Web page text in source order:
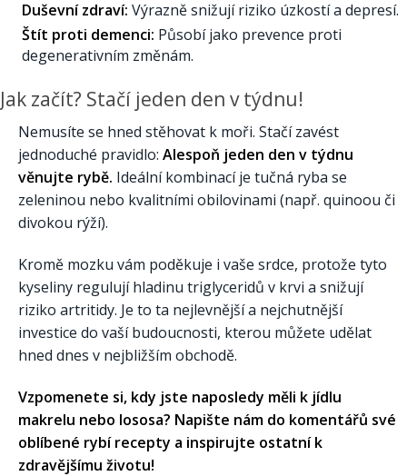
Duševní zdraví: Výrazně snižují riziko úzkostí a depresí.
Štít proti demenci: Působí jako prevence proti
degenerativním změnám.
Jak začít? Stačí jeden den v týdnu!
Nemusíte se hned stěhovat k moři. Stačí zavést
jednoduché pravidlo: Alespoň jeden den v týdnu
věnujte rybě. Ideální kombinací je tučná ryba se
zeleninou nebo kvalitními obilovinami (např. quinoou či
divokou rýží).
Kromě mozku vám poděkuje i vaše srdce, protože tyto
kyseliny regulují hladinu triglyceridů v krvi a snižují
riziko artritidy. Je to ta nejlevnější a nejchutnější
investice do vaší budoucnosti, kterou můžete udělat
hned dnes v nejbližším obchodě.
Vzpomenete si, kdy jste naposledy měli k jídlu
makrelu nebo lososa? Napište nám do komentářů své
oblíbené rybí recepty a inspirujte ostatní k
zdravějšímu životu!